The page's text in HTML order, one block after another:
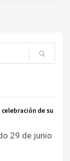
de su
29 de junio